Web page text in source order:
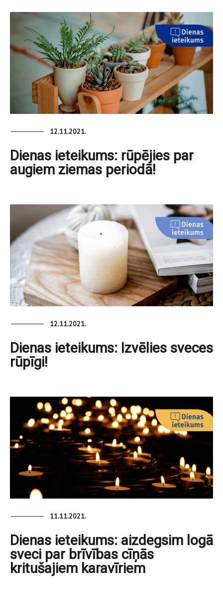
12.11.2021.
Dienas ieteikums: rūpējies par
augiem ziemas periodā!
12.11.2021.
Dienas ieteikums: Izvēlies sveces
rūpīgi!
11.11.2021.
Dienas ieteikums: aizdegsim logā
sveci par brīvības cīņās
kritušajiem karavīriem